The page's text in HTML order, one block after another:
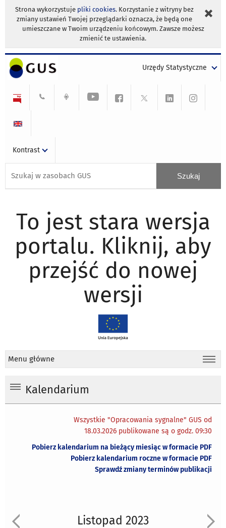
Strona wykorzystuje pliki cookies. Korzystanie z witryny bez
zmiany ustawień Twojej przeglądarki oznacza, że będą one
umieszczane w Twoim urządzeniu końcowym. Zawsze możesz
zmienić te ustawienia.
Urzędy Statystyczne
Kontrast
To jest stara wersja
portalu. Kliknij, aby
przejść do nowej
wersji
Menu główne
Kalendarium
Wszystkie "Opracowania sygnalne" GUS od
18.03.2026 publikowane są o godz. 09:30
Pobierz kalendarium na bieżący miesiąc w formacie PDF
Pobierz kalendarium roczne w formacie PDF
Sprawdź zmiany terminów publikacji
Listopad 2023